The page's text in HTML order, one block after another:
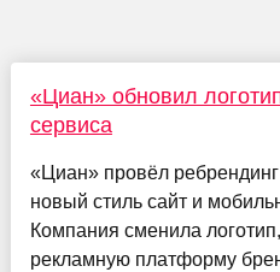
«Циан» обновил
сервиса
«Циан» провёл
новый стиль сайт и
Компания сменила
рекламную платформу